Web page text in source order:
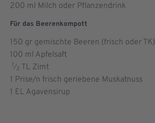
200 ml Milch oder Pflanzendrink
Für das Beerenkompott
150 gr gemischte Beeren (frisch oder TK)
100 ml Apfelsaft
1⁄2 TL Zimt
1 Prise/n frisch geriebene Muskatnuss
1 EL Agavensirup